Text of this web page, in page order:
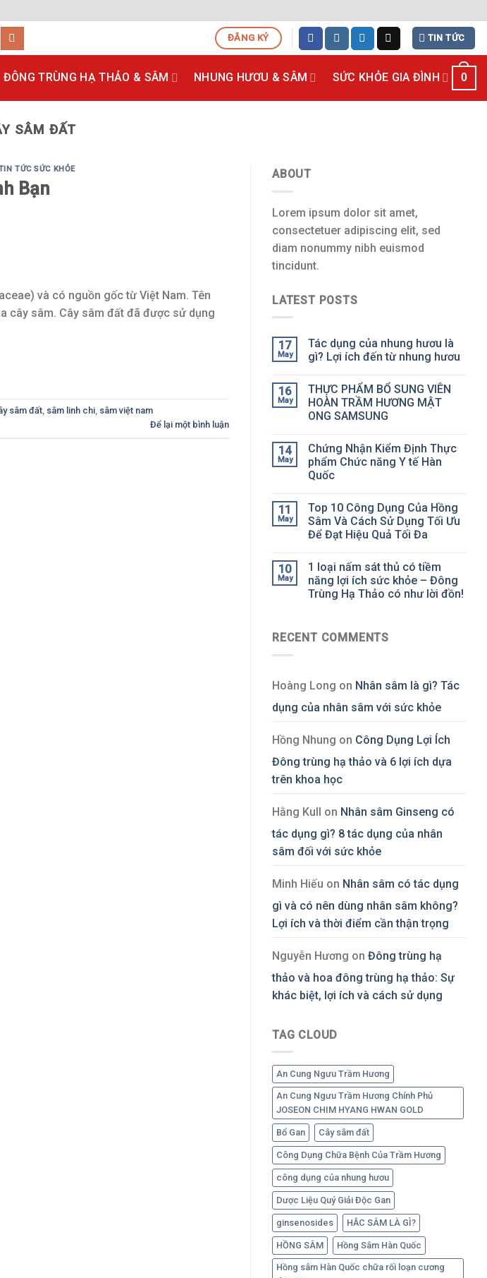
ĐĂNG KÝ TIN TỨC
ĐÔNG TRÙNG HẠ THẢO & SÂM NHUNG HƯƠU & SÂM SỨC KHỎE GIA ĐÌNH 0
SÂM ĐẤT
TỨC SỨC KHỎE
Bạn
và có nguồn gốc từ Việt Nam. Tên
cây sâm. Cây sâm đất đã được sử dụng
sâm đất, sâm linh chi, sâm việt nam
Để lại một bình luận
ABOUT
Lorem ipsum dolor sit amet,
consectetuer adipiscing elit, sed
diam nonummy nibh euismod
tincidunt.
LATEST POSTS
17
May
Tác dụng của nhung hươu là
gì? Lợi ích đến từ nhung hươu
16
May
THỰC PHẨM BỔ SUNG VIÊN
HOÀN TRẦM HƯƠNG MẬT
ONG SAMSUNG
14
May
Chứng Nhận Kiểm Định Thực
phẩm Chức năng Y tế Hàn
Quốc
11
May
Top 10 Công Dụng Của Hồng
Sâm Và Cách Sử Dụng Tối Ưu
Để Đạt Hiệu Quả Tối Đa
10
May
1 loại nấm sát thủ có tiềm
năng lợi ích sức khỏe – Đông
Trùng Hạ Thảo có như lời đồn!
RECENT COMMENTS
Hoàng Long on Nhân sâm là gì? Tác
dụng của nhân sâm với sức khỏe
Hồng Nhung on Công Dụng Lợi Ích
Đông trùng hạ thảo và 6 lợi ích dựa
trên khoa học
Hằng Kull on Nhân sâm Ginseng có
tác dụng gì? 8 tác dụng của nhân
sâm đối với sức khỏe
Minh Hiếu on Nhân sâm có tác dụng
gì và có nên dùng nhân sâm không?
Lợi ích và thời điểm cần thận trọng
Nguyễn Hương on Đông trùng hạ
thảo và hoa đông trùng hạ thảo: Sự
khác biệt, lợi ích và cách sử dụng
TAG CLOUD
An Cung Ngưu Trầm Hương
An Cung Ngưu Trầm Hương Chính Phủ
JOSEON CHIM HYANG HWAN GOLD
Bổ Gan Cây sâm đất
Công Dụng Chữa Bệnh Của Trầm Hương
công dụng của nhung hươu
Dược Liệu Quý Giải Độc Gan
ginsenosides HẮC SÂM LÀ GÌ?
HỒNG SÂM Hồng Sâm Hàn Quốc
Hồng sâm Hàn Quốc chữa rối loạn cương